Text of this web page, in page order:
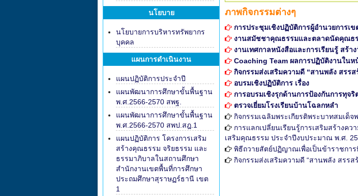
นโยบาย
นโยบายการบริหารทรัพยากร
บุคคล
แผนการดำเนินงาน
แผนปฏิบัติการประจำปี
แผนพัฒนาการศึกษาขั้นพื้นฐาน
พ.ศ.2566-2570 สพฐ.
แผนพัฒนาการศึกษาขั้นพื้นฐาน
พ.ศ.2566-2570 สพป.สฎ.1
แผนปฏิบัติการ โครงการเสริม
สร้างคุณธรรม จริยธรรม และ
ธรรมาภิบาลในสถานศึกษา
สำนักงานเขตพื้นที่การศึกษา
ประถมศึกษาสุราษฏร์ธานี เขต
1
ภาพกิจกรรมต่างๆ
การประชุมเชิงปฏิบัติการผู้อำนวยการเ
งานสมัชชาคุณธรรมและตลาดนัดคุณธ
งานเทศกาลหนังสือและการเรียนรู้ สร้
Coaching Team ผลการปฏิบัติงานในห
กิจกรรมส่งเสริมความดี “สานพลัง สรรส
อบรมเชิงปฏิบัติการ เรื่อง
การอบรมเชิงรุกด้านการป้องกันการทุจ
ตรวจเยี่ยมโรงเรียนบ้านโฉลกหลำ
กิจกรรมเฉลิมพระเกียรติพระบาทสมเด็
การแลกเปลี่ยนเรียนรู้การเสริมสร้างค
เสริมคุณธรรม ประจำปีงบประมาณ พ.ศ.
พิธีถวายสัตย์ปฏิญาณเพื่อเป็นข้าราชกา
กิจกรรมส่งเสริมความดี “สานพลัง สรรส